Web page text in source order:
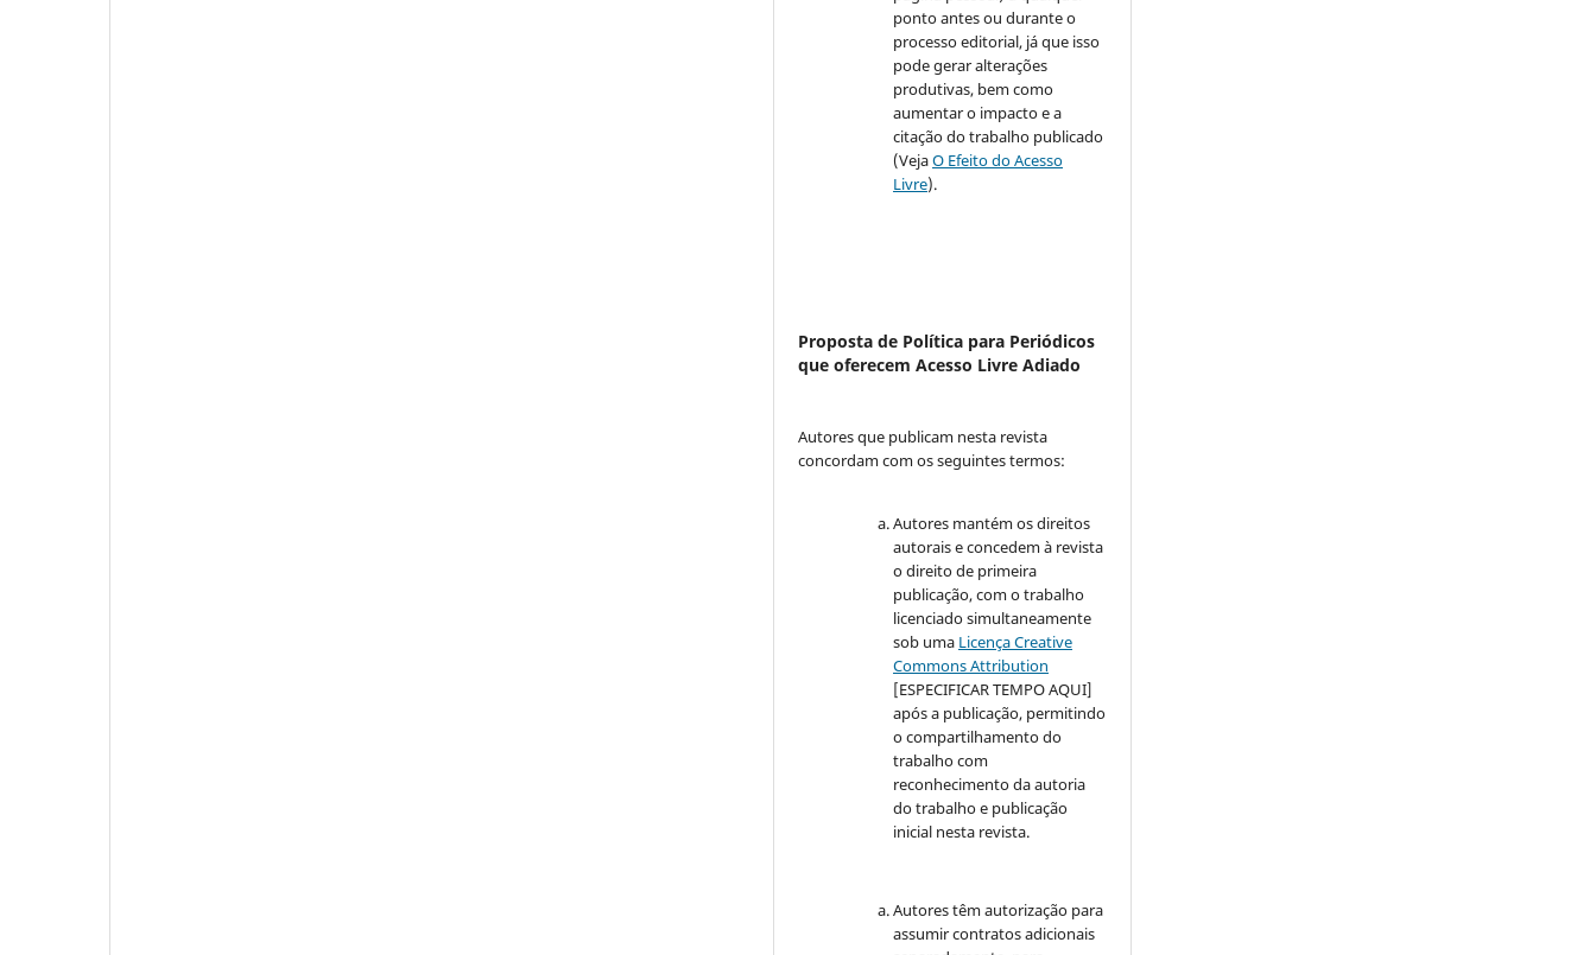
ponto antes ou durante o
processo editorial, já que isso
pode gerar alterações
produtivas, bem como
aumentar o impacto e a
citação do trabalho publicado
(VejaO Efeito do Acesso
Livre).
Proposta de Política para Periódicos
que oferecem Acesso Livre Adiado
Autores que publicam nesta revista
concordam com os seguintes termos:
Autores mantém os direitos
autorais e concedem à revista
o direito de primeira
publicação, com o trabalho
licenciado simultaneamente
sob uma Licença Creative
Commons Attribution
[ESPECIFICAR TEMPO AQUI]
após a publicação, permitindo
o compartilhamento do
trabalho com
reconhecimento da autoria
do trabalho e publicação
inicial nesta revista.
Autores têm autorização para
assumir contratos adicionais